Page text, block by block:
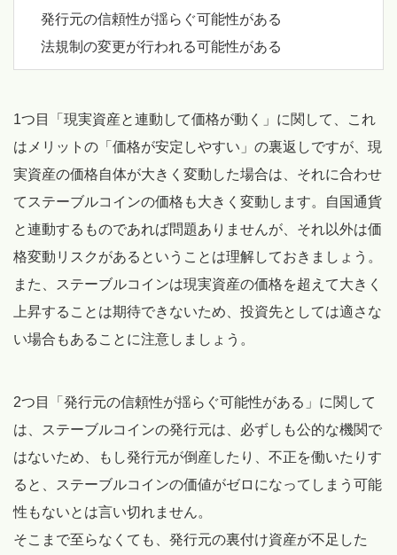
発行元の信頼性が揺らぐ可能性がある
法規制の変更が行われる可能性がある
1つ目「現実資産と連動して価格が動く」に関して、これ
はメリットの「価格が安定しやすい」の裏返しですが、現
実資産の価格自体が大きく変動した場合は、それに合わせ
てステーブルコインの価格も大きく変動します。自国通貨
と連動するものであれば問題ありませんが、それ以外は価
格変動リスクがあるということは理解しておきましょう。
また、ステーブルコインは現実資産の価格を超えて大きく
上昇することは期待できないため、投資先としては適さな
い場合もあることに注意しましょう。
2つ目「発行元の信頼性が揺らぐ可能性がある」に関して
は、ステーブルコインの発行元は、必ずしも公的な機関で
はないため、もし発行元が倒産したり、不正を働いたりす
ると、ステーブルコインの価値がゼロになってしまう可能
性もないとは言い切れません。
そこまで至らなくても、発行元の裏付け資産が不足した